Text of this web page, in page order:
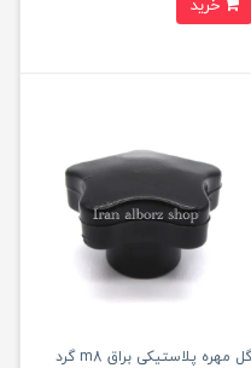
گل مهره پلاستیکی براق m8 گرد